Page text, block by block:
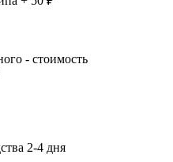
- стоимость
2-4 дня